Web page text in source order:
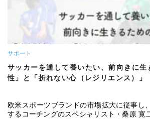
サポート
サッカーを通して養いたい、前向きに生
性」と「折れない心（レジリエンス）」
欧米スポーツブランドの市場拡大に従事し
するコーチングのスペシャリスト・桑原 寛